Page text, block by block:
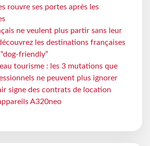
rouvre ses portes après les
ne veulent plus partir sans leur
les destinations françaises
friendly”
tourisme : les 3 mutations que
ne peuvent plus ignorer
signe des contrats de location
A320neo